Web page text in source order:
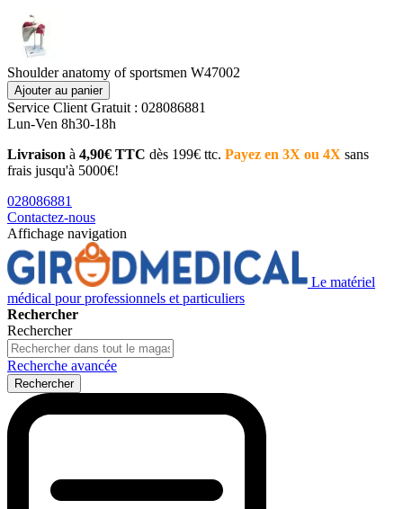
Shoulder anatomy of sportsmen W47002
Ajouter au panier
Service Client Gratuit : 028086881
Lun-Ven 8h30-18h
Livraison à 4,90€ TTC dès 199€ ttc. Payez en 3X ou 4X sans
frais jusqu'à 5000€!
028086881
Contactez-nous
Affichage navigation
Le matériel
médical pour professionnels et particuliers
Rechercher
Rechercher
Recherche avancée
Rechercher